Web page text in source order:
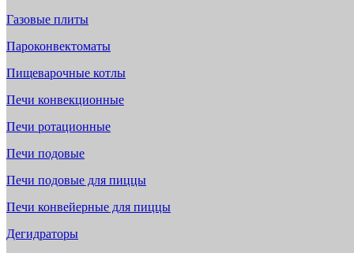
Газовые плиты
Пароконвектоматы
Пищеварочные котлы
Печи конвекционные
Печи ротационные
Печи подовые
Печи подовые для пиццы
Печи конвейерные для пиццы
Дегидраторы